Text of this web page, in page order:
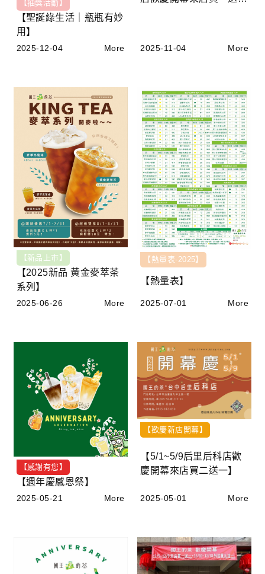
【抽獎活動】
【聖誕綠生活｜瓶瓶有妙
用】
2025-12-04 More 2025-11-04 More
【新品上市】
【2025新品 黃金麥萃茶
系列】
2025-06-26 More
【熱量表-2025】
【熱量表】
2025-07-01 More
【感謝有您】
【週年慶感恩祭】
2025-05-21 More
【歡慶新店開幕】
【5/1~5/9后里后科店歡
慶開幕來店買二送一】
2025-05-01 More